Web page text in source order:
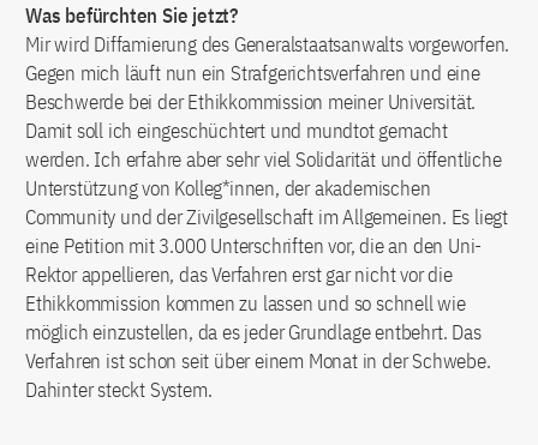
Was befürchten Sie jetzt?
Mir wird Diffamierung des Generalstaatsanwalts vorgeworfen.
Gegen mich läuft nun ein Strafgerichtsverfahren und eine
Beschwerde bei der Ethikkommission meiner Universität.
Damit soll ich eingeschüchtert und mundtot gemacht
werden. Ich erfahre aber sehr viel Solidarität und öffentliche
Unterstützung von Kolleg*innen, der akademischen
Community und der Zivilgesellschaft im Allgemeinen. Es liegt
eine Petition mit 3.000 Unterschriften vor, die an den Uni-
Rektor appellieren, das Verfahren erst gar nicht vor die
Ethikkommission kommen zu lassen und so schnell wie
möglich einzustellen, da es jeder Grundlage entbehrt. Das
Verfahren ist schon seit über einem Monat in der Schwebe.
Dahinter steckt System.